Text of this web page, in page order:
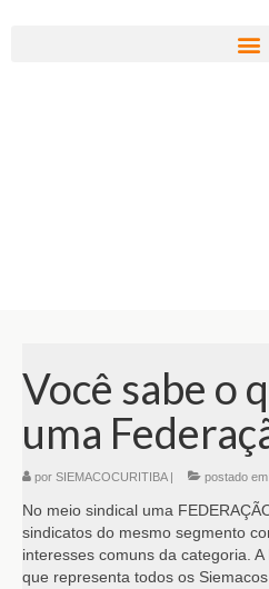
Você sabe o
uma
por SIEMACOCURITIBA| postado em:
No meio sindical uma
sindicatos do mesmo segmento
interesses comuns da categoria.
que representa todos os